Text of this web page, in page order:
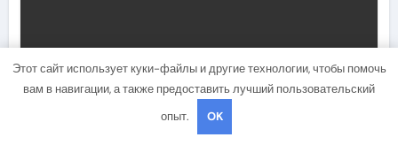
Этот сайт использует куки-файлы и другие технологии, чтобы помочь
вам в навигации, а также предоставить лучший пользовательский
опыт.
OK